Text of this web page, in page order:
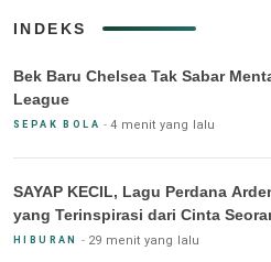
INDEKS
Bek Baru Chelsea Tak Sabar
League
SEPAK BOLA 4 menit yang lalu
SAYAP KECIL, Lagu Perdana
yang Terinspirasi dari Cinta
HIBURAN 29 menit yang lalu